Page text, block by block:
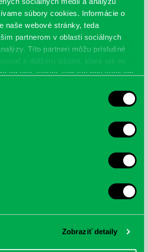
súbory cookies. Informácie o
naše webové stránky, teda
partnerom v oblasti sociálnych
Títo partneri môžu príslušné
s ďalšími údajmi, ktoré ste im
od vás získali, keď ste používali ich
Zobraziť detaily